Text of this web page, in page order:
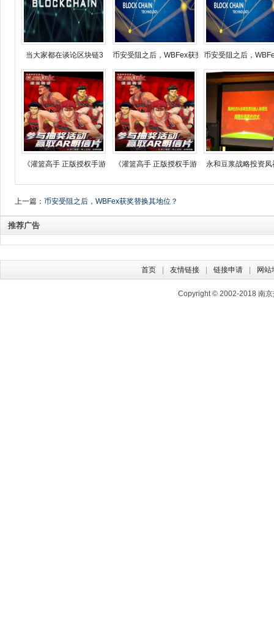
当大家都在谈论区块链3 币安受阻之后，WBFex获奖替币安受阻之后，
《灌篮高手 正版授权手游 《灌篮高手 正版授权手游 永和豆浆战略投资凤
上一篇： 币安受阻之后，WBFex获奖替换其地位？
推荐广告
首页 友情链接 链接申请 网站
Copyright © 2002-2018 南